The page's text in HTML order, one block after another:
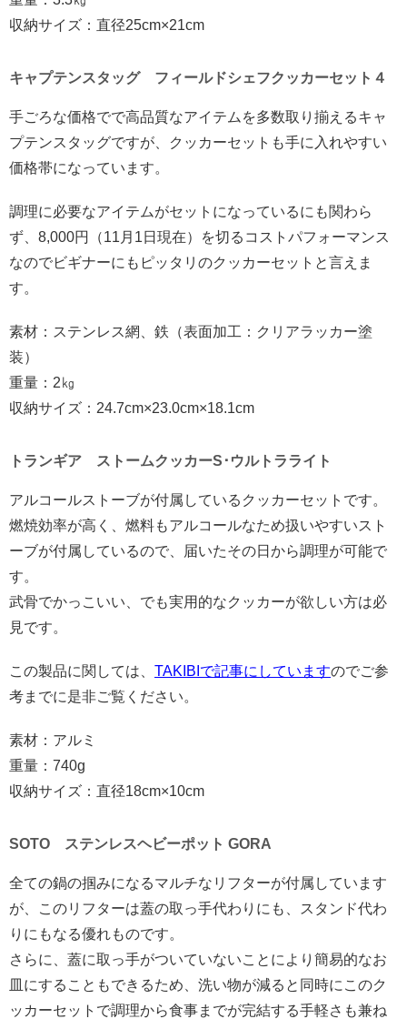
収納サイズ：直径25cm×21cm
キャプテンスタッグ フィールドシェフクッカーセット４
手ごろな価格でで高品質なアイテムを多数取り揃えるキャ
プテンスタッグですが、クッカーセットも手に入れやすい
価格帯になっています。
調理に必要なアイテムがセットになっているにも関わら
ず、8,000円（11月1日現在）を切るコストパフォーマンス
なのでビギナーにもピッタリのクッカーセットと言えま
す。
素材：ステンレス網、鉄（表面加工：クリアラッカー塗
装）
重量：2㎏
収納サイズ：24.7cm×23.0cm×18.1cm
トランギア ストームクッカーS･ウルトラライト
アルコールストーブが付属しているクッカーセットです。
燃焼効率が高く、燃料もアルコールなため扱いやすいスト
ーブが付属しているので、届いたその日から調理が可能で
す。
武骨でかっこいい、でも実用的なクッカーが欲しい方は必
見です。
この製品に関しては、 TAKIBIで記事にしていますのでご参
考までに是非ご覧ください。
素材：アルミ
重量：740g
収納サイズ：直径18cm×10cm
SOTO ステンレスヘビーポット GORA
全ての鍋の掴みになるマルチなリフターが付属しています
が、このリフターは蓋の取っ手代わりにも、スタンド代わ
りにもなる優れものです。
さらに、蓋に取っ手がついていないことにより簡易的なお
皿にすることもできるため、洗い物が減ると同時にこのク
ッカーセットで調理から食事までが完結する手軽さも兼ね